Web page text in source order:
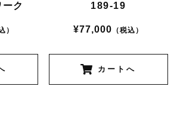
ク
）
189-19
¥77,000 （税込）
カートへ